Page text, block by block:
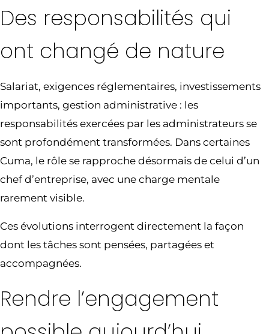
Des responsabilités qui
ont changé de nature
Salariat, exigences réglementaires, investissements
importants, gestion administrative : les
responsabilités exercées par les administrateurs se
sont profondément transformées. Dans certaines
Cuma, le rôle se rapproche désormais de celui d’un
chef d’entreprise, avec une charge mentale
rarement visible.
Ces évolutions interrogent directement la façon
dont les tâches sont pensées, partagées et
accompagnées.
Rendre l’engagement